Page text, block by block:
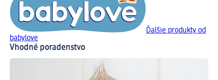
Ďalšie produkty od
babylove
Vhodné poradenstvo